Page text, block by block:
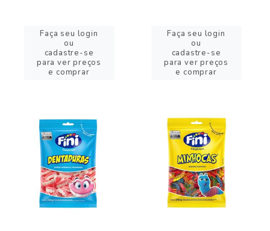
Faça seu login
ou
cadastre-se
para ver preços
e comprar
Faça seu login
ou
cadastre-se
para ver preços
e comprar